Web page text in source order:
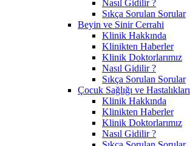
Nasıl Gidilir ?
Sıkça Sorulan Sorular
Beyin ve Sinir Cerrahi
Klinik Hakkında
Klinikten Haberler
Klinik Doktorlarımız
Nasıl Gidilir ?
Sıkça Sorulan Sorular
Çocuk Sağlığı ve Hastalıkları
Klinik Hakkında
Klinikten Haberler
Klinik Doktorlarımız
Nasıl Gidilir ?